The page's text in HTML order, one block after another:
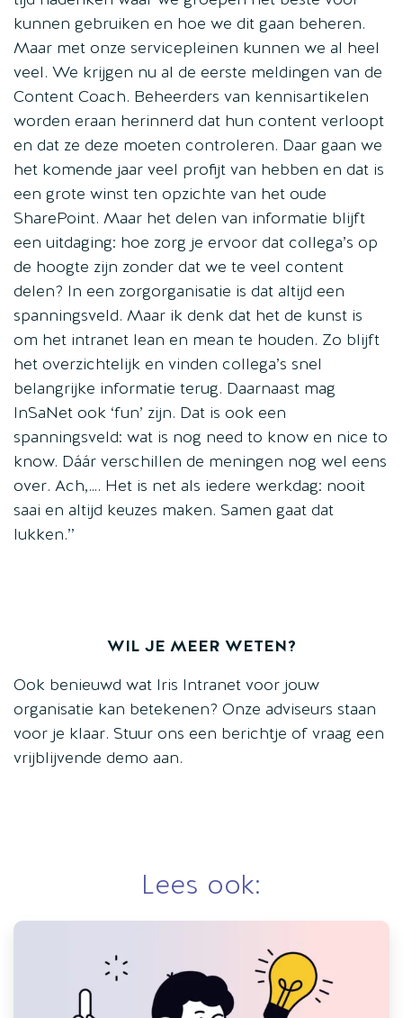
kunnen gebruiken en hoe we dit gaan beheren.
Maar met onze servicepleinen kunnen we al heel
veel. We krijgen nu al de eerste meldingen van de
Content Coach. Beheerders van kennisartikelen
worden eraan herinnerd dat hun content verloopt
en dat ze deze moeten controleren. Daar gaan we
het komende jaar veel profijt van hebben en dat is
een grote winst ten opzichte van het oude
SharePoint. Maar het delen van informatie blijft
een uitdaging: hoe zorg je ervoor dat collega’s op
de hoogte zijn zonder dat we te veel content
delen? In een zorgorganisatie is dat altijd een
spanningsveld. Maar ik denk dat het de kunst is
om het intranet lean en mean te houden. Zo blijft
het overzichtelijk en vinden collega’s snel
belangrijke informatie terug. Daarnaast mag
InSaNet ook ‘fun’ zijn. Dat is ook een
spanningsveld: wat is nog need to know en nice to
know. Dáár verschillen de meningen nog wel eens
over. Ach,…. Het is net als iedere werkdag: nooit
saai en altijd keuzes maken. Samen gaat dat
lukken.’’
WIL JE MEER WETEN?
Ook benieuwd wat Iris Intranet voor jouw
organisatie kan betekenen? Onze adviseurs staan
voor je klaar. Stuur ons een berichtje of vraag een
vrijblijvende demo aan.
Lees ook: